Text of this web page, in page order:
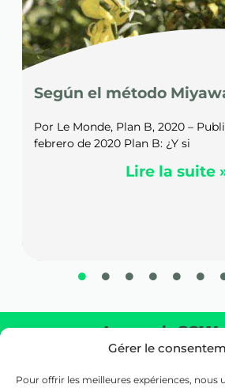
Gérer le
Pour offrir les meilleures expériences, nous
Manos en la tierra
Por VM – 27/03/2024 El
2024, colegas de KBC
Acerca de
un verdadero ecosistema a